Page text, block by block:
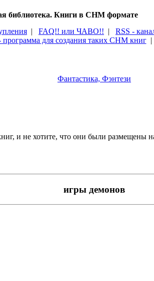
библиотека. Книги в CHM формате
| FAQ!! или ЧАВО!! | RSS -
для создания таких CHM книг|
Фантастика, Фэнтези
и не хотите, что они были размещены
игры демонов